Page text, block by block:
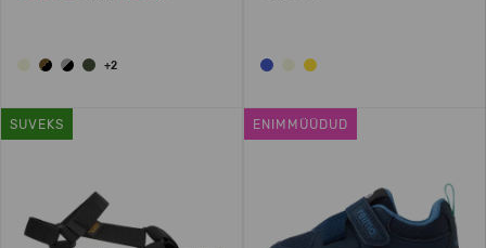
+2
SUVEKS ENIMMÜÜDUD